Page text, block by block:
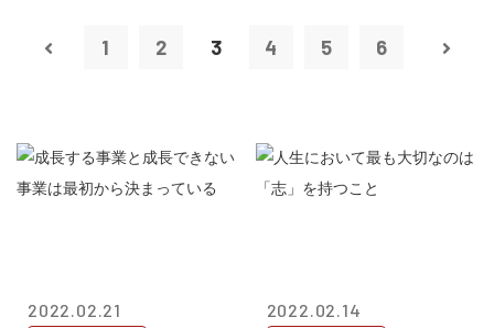
1 2 3 4 5 6
2022.02.21 2022.02.14